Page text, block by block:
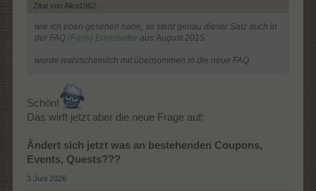
Zitat von Alira1982: ↑
wie ich eben gesehen habe, so steht genau dieser Satz auch in
der FAQ {Farm} Erntehelfer aus August 2015:
wurde wahrscheinlich mit übernommen in die neue FAQ
Schön!
Das wirft jetzt aber die neue Frage auf:
Ändert sich jetzt was an bestehenden Coupons,
Events, Quests???
3 Juni 2026